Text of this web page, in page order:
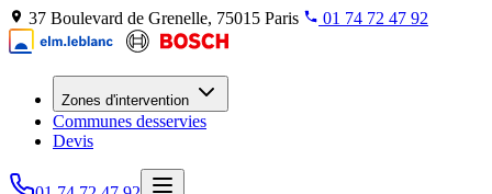
37 Boulevard de Grenelle, 75015 Paris 01 74 72 47 92
Zones d'intervention
Communes desservies
Devis